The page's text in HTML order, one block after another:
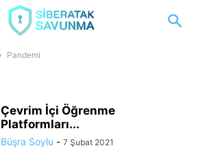
Pandemi
Çevrim İçi Öğrenme
Platformları...
Büşra Soylu - 7 Şubat 2021